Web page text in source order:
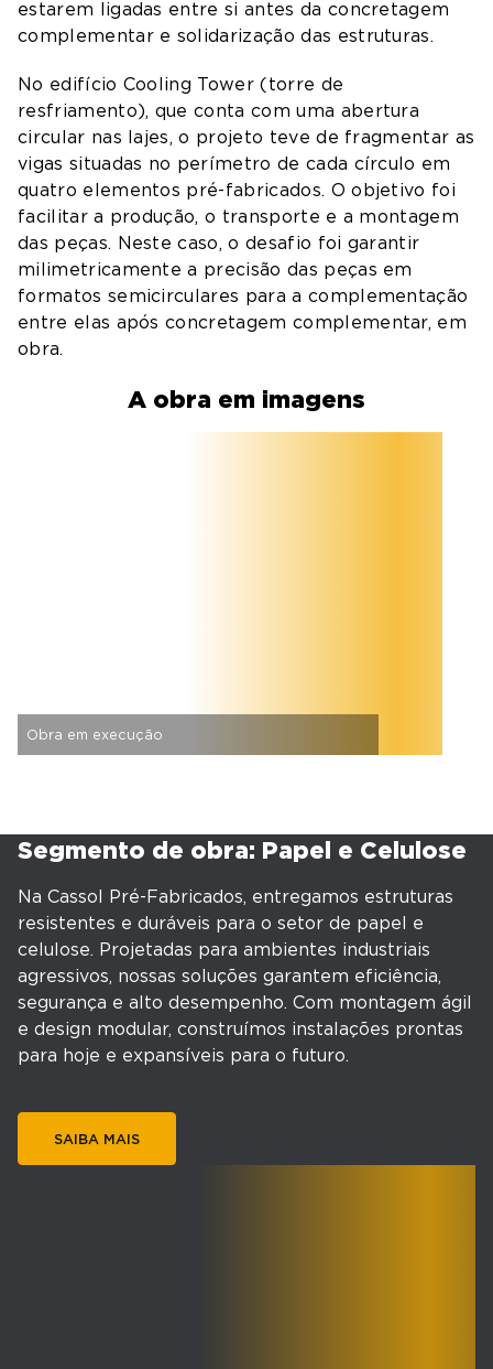
estarem ligadas entre si antes da concretagem
complementar e solidarização das estruturas.
No edifício Cooling Tower (torre de
resfriamento), que conta com uma abertura
circular nas lajes, o projeto teve de fragmentar as
vigas situadas no perímetro de cada círculo em
quatro elementos pré-fabricados. O objetivo foi
facilitar a produção, o transporte e a montagem
das peças. Neste caso, o desafio foi garantir
milimetricamente a precisão das peças em
formatos semicirculares para a complementação
entre elas após concretagem complementar, em
obra.
A obra em imagens
Obra em execução
Segmento de obra: Papel e Celulose
Na Cassol Pré-Fabricados, entregamos estruturas
resistentes e duráveis para o setor de papel e
celulose. Projetadas para ambientes industriais
agressivos, nossas soluções garantem eficiência,
segurança e alto desempenho. Com montagem ágil
e design modular, construímos instalações prontas
para hoje e expansíveis para o futuro.
SAIBA MAIS